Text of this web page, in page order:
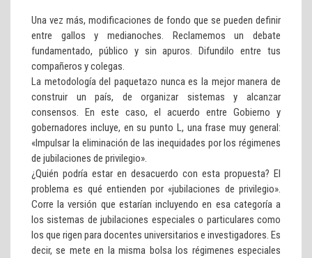
Una vez más, modificaciones de fondo que se pueden definir
entre gallos y medianoches. Reclamemos un debate
fundamentado, público y sin apuros. Difundilo entre tus
compañeros y colegas.
La metodología del paquetazo nunca es la mejor manera de
construir un país, de organizar sistemas y alcanzar
consensos. En este caso, el acuerdo entre Gobierno y
gobernadores incluye, en su punto L, una frase muy general:
«Impulsar la eliminación de las inequidades por los régimenes
de jubilaciones de privilegio».
¿Quién podría estar en desacuerdo con esta propuesta? El
problema es qué entienden por «jubilaciones de privilegio».
Corre la versión que estarían incluyendo en esa categoría a
los sistemas de jubilaciones especiales o particulares como
los que rigen para docentes universitarios e investigadores. Es
decir, se mete en la misma bolsa los régimenes especiales